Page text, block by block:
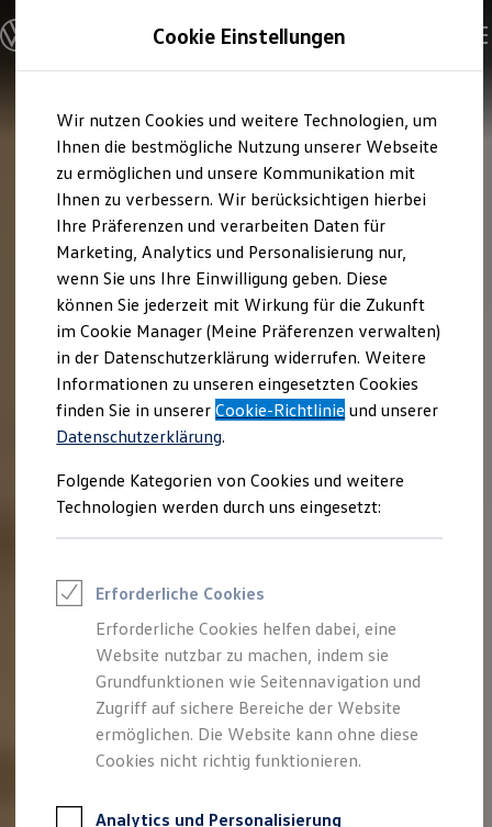
Hauptinhalt
springen
Footer
springen
Modelle und Konfigurator
Konfigurator
Modelle vergleichen
Elektroautos
ENERGY Sondermodelle
Nutzfahrzeuge
SUV und CUV
Familienautos
Kombis
Kompaktwagen
Sportwagen
Schnell verfügbare Fahrzeuge
Angebote und Produkte
Aktuelle Angebote
E-Auto-Förderung
Volkswagen Marktplatz
Die ENERGY Sondermodelle
Junge Gebrauchtwagen und Gebrauchtwagen
Volkswagen Zertifizierte Gebrauchtwagen
Elektromobilität bei Gebrauchtwagen
Saisonangebote
Reifenpakete
Leasing
Leasing-Angebote
Elektroauto Leasing
Kleinwagen-Leasing
Leasing ohne Anzahlung
Finanzierung
Autokredit mit Schlussrate
Versicherungen und Garantien
Kfz-Versicherung
Restschuldversicherungen
Garantien
Professional Class bei Volkswagen
Cookie Einstellungen
Wir nutzen Cookies und weitere Technologien, um
Ihnen die bestmögliche Nutzung unserer Webseite
zu ermöglichen und unsere Kommunikation mit
Ihnen zu verbessern. Wir berücksichtigen hierbei
Ihre Präferenzen und verarbeiten Daten für
Marketing, Analytics und Personalisierung nur,
wenn Sie uns Ihre Einwilligung geben. Diese
können Sie jederzeit mit Wirkung für die Zukunft
im Cookie Manager (Meine Präferenzen verwalten)
in der Datenschutzerklärung widerrufen. Weitere
Informationen zu unseren eingesetzten Cookies
finden Sie in unsererCookie-Richtlinie und unserer
Datenschutzerklärung.
Folgende Kategorien von Cookies und weitere
Technologien werden durch uns eingesetzt:
Erforderliche Cookies
Erforderliche Cookies helfen dabei, eine
Website nutzbar zu machen, indem sie
Grundfunktionen wie Seitennavigation und
Zugriff auf sichere Bereiche der Website
ermöglichen. Die Website kann ohne diese
Cookies nicht richtig funktionieren.
Analytics und Personalisierung